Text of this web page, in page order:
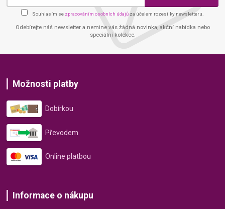
Souhlasím se zpracováním osobních údajů za účelem rozesílky newsletteru.
Odebírejte náš newsletter a nemine vás žádná novinka, akční nabídka nebo
speciální kolekce.
Možnosti platby
Dobírkou
Převodem
Online platbou
Informace o nákupu